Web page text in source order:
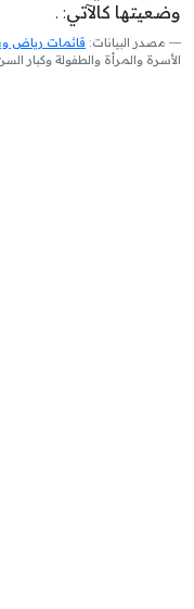
وضعيتها كالآتي: .
مصدر البيانات: قائمات رياض
الأسرة والمرأة والطفولة وكبار السن بتاريخ 2026/08/05